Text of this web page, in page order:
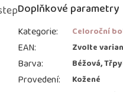
Doplňkové parametry
Kategorie: Celoroční
EAN: Zvolte
Barva: Béžová,
Provedení: Kožené